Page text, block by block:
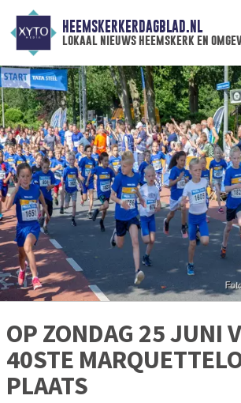
HEEMSKERKERDAGBLAD.NL
lokaal nieuws heemskerk en
OP ZONDAG 25 JUNI
40STE
PLAATS